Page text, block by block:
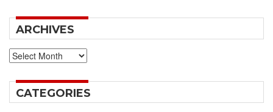
ARCHIVES
Archives
CATEGORIES